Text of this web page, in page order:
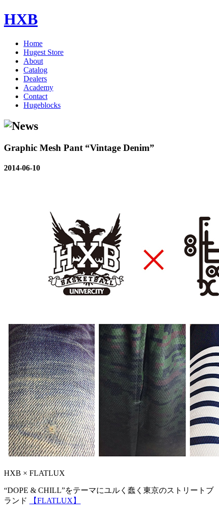
HXB
Home
Hugest Store
About
Catalog
Dealers
Academy
Contact
Hugeblocks
Graphic Mesh Pant “Vintage Denim”
2014-06-10
HXB × FLATLUX
“DOPE & CHILL”をテーマにユルく蠢く東京のストリートブ
ランド
【FLATLUX】